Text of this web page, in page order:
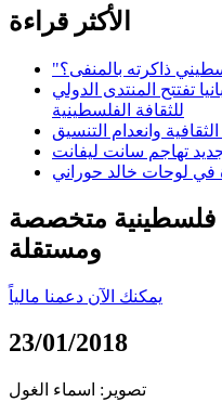
الأكثر قراءة
ذاكرته بالمنفى؟
تفتتح المنتدى الدولي
للثقافة الفلسطينية
الثقافية وانعدام التنسيق
تهاجم سانت ليفانت
لوحات خالد حوراني
فلسطينية متخصصة
ومستقلة
يمكنك الآن دعمنا مالياً
23/01/2018
تصوير: اسماء الغول